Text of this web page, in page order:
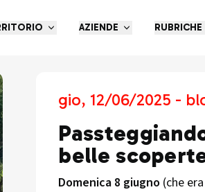
AZIENDE RUBRICHE
gio, 12/06/2025 -
belle
Domenica 8 giugno (che